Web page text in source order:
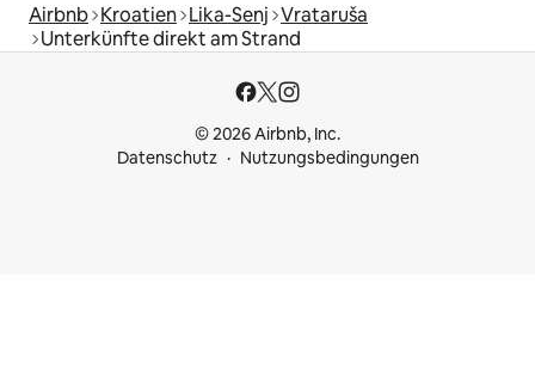
Airbnb Kroatien Lika-Senj Vrataruša
Unterkünfte direkt am Strand
© 2026 Airbnb, Inc.
Datenschutz
Nutzungsbedingungen